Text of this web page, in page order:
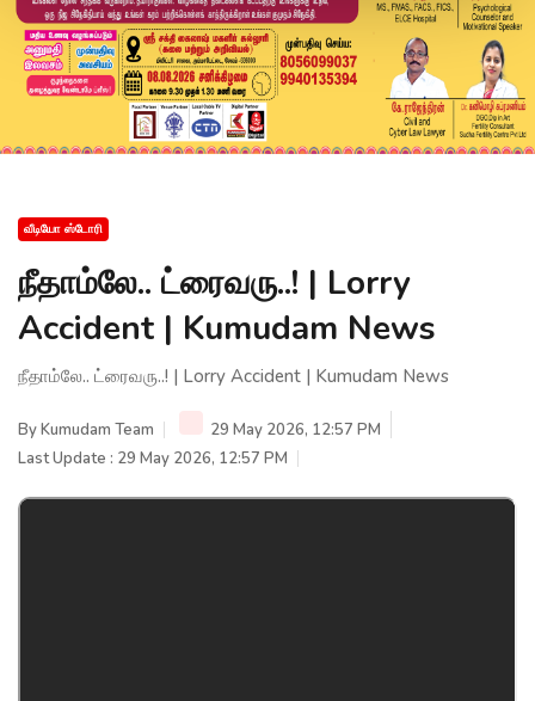
வீடியோ ஸ்டோரி
நீதாம்லே.. ட்ரைவரு..! | Lorry
Accident | Kumudam News
நீதாம்லே.. ட்ரைவரு..! | Lorry Accident | Kumudam News
ByKumudam Team
29 May 2026, 12:57 PM
Last Update : 29 May 2026, 12:57 PM